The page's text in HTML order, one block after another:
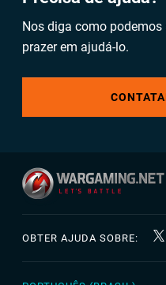
Nos diga como
prazer em ajudá-lo.
OBTER AJUDA SOBRE: